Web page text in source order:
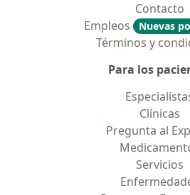
Contacto
Empleos
Nuevas
Términos y
Para los
Clínicas
Pregunta al
Servicios